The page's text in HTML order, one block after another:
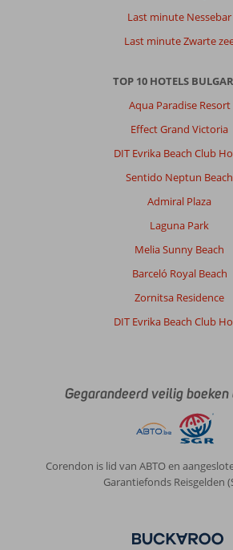
Last minute Nessebar
Last minute Zwarte
TOP 10 HOTELS
Aqua Paradise Resort
Effect Grand Victoria
DIT Evrika Beach Club
Sentido Neptun Beach
Admiral Plaza
Laguna Park
Melia Sunny Beach
Barceló Royal Beach
Zornitsa Residence
DIT Evrika Beach Club
Gegarandeerd veilig
Corendon is lid van ABTO en
Garantiefonds Reisgelden